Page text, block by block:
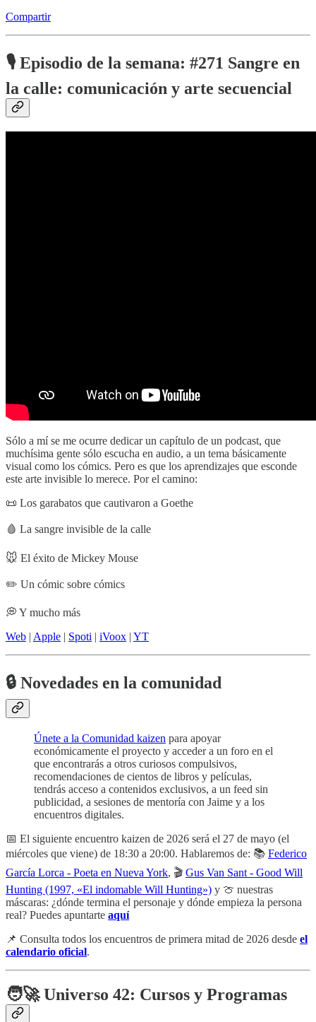
Compartir
🎙️ Episodio de la semana: #271 Sangre en
la calle: comunicación y arte secuencial
Sólo a mí se me ocurre dedicar un capítulo de un podcast, que
muchísima gente sólo escucha en audio, a un tema básicamente
visual como los cómics. Pero es que los aprendizajes que esconde
este arte invisible lo merece. Por el camino:
📜 Los garabatos que cautivaron a Goethe
🩸 La sangre invisible de la calle
🐭 El éxito de Mickey Mouse
✏️ Un cómic sobre cómics
💭 Y mucho más
Web | Apple | Spoti | iVoox | YT
🔒 Novedades en la comunidad
Únete a la Comunidad kaizen para apoyar
económicamente el proyecto y acceder a un foro en el
que encontrarás a otros curiosos compulsivos,
recomendaciones de cientos de libros y películas,
tendrás acceso a contenidos exclusivos, a un feed sin
publicidad, a sesiones de mentoría con Jaime y a los
encuentros digitales.
📅 El siguiente encuentro kaizen de 2026 será el 27 de mayo (el
miércoles que viene) de 18:30 a 20:00. Hablaremos de: 📚 Federico
García Lorca - Poeta en Nueva York, 🎬 Gus Van Sant - Good Will
Hunting (1997, «El indomable Will Hunting») y 🍈 nuestras
máscaras: ¿dónde termina el personaje y dónde empieza la persona
real? Puedes apuntarte aquí
📌 Consulta todos los encuentros de primera mitad de 2026 desde el
calendario oficial.
🧑‍🚀 Universo 42: Cursos y Programas